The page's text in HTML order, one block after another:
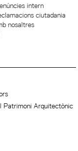
intern
ciutadania
nosaltres
Patrimoni Arquitectònic